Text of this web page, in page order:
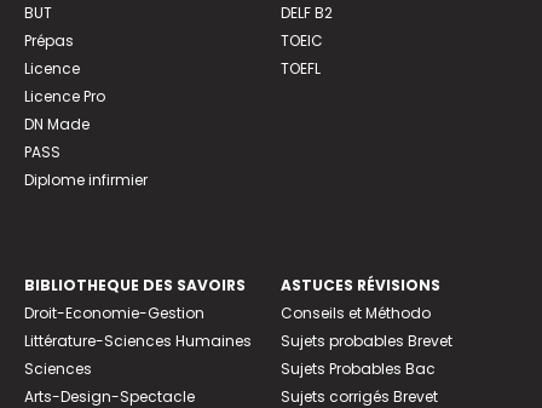
BUT
Prépas
Licence
Licence Pro
DN Made
PASS
Diplome infirmier
DELF B2
TOEIC
TOEFL
BIBLIOTHEQUE DES SAVOIRS
Droit-Economie-Gestion
Littérature-Sciences Humaines
Sciences
Arts-Design-Spectacle
ASTUCES RÉVISIONS
Conseils et Méthodo
Sujets probables Brevet
Sujets Probables Bac
Sujets corrigés Brevet